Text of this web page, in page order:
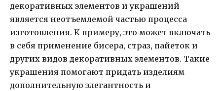
декоративных элементов и украшений
является неотъемлемой частью процесса
изготовления. К примеру, это может включать
в себя применение бисера, страз, пайеток и
других видов декоративных элементов. Такие
украшения помогают придать изделиям
дополнительную элегантность и